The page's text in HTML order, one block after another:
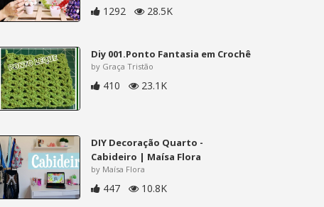
1292 28.5K
Diy 001.Ponto Fantasia em Crochê
by Graça Tristão
410 23.1K
DIY Decoração Quarto -
Cabideiro | Maísa Flora
by Maísa Flora
447 10.8K